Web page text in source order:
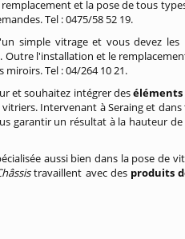
et la pose de tous
Tel : 0475/58 52 19.
simple vitrage et vous devez les
Outre l'installation et le
Tel : 04/264 10 21.
et souhaitez intégrer deséléments
vitriers. Intervenant à Seraing et
garantir un résultat à la hauteur de
aussi bien dans la pose de
travaillent avec des produits